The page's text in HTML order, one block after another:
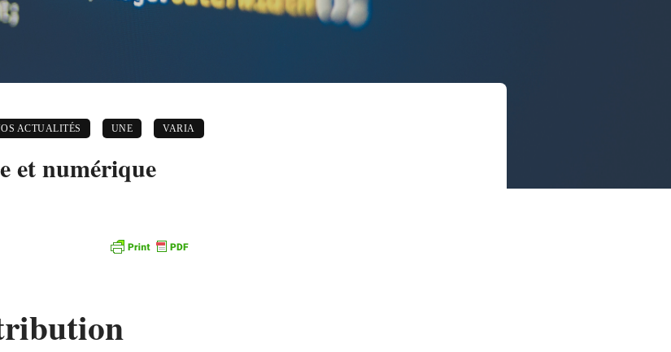
ACTUALITÉS UNE VARIA
et numérique